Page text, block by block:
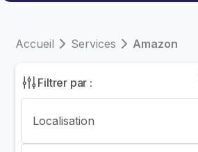
Accueil Services Amazon
Filtrer par :